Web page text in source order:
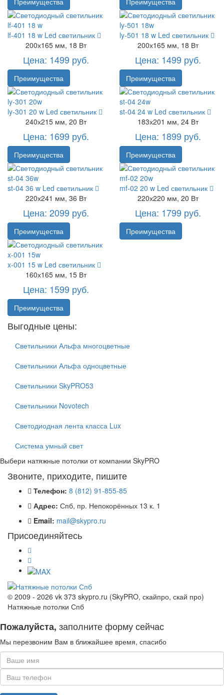
lf-401 18 w Led светильник
200х165 мм, 18 Вт
Цена: 1499 руб.
Преимущества
ly-501 18 w Led светильник
200х165 мм, 18 Вт
Цена: 1499 руб.
Преимущества
ly-301 20 w Led светильник
240х215 мм, 20 Вт
Цена: 1699 руб.
Преимущества
st-04 24 w Led светильник
183х201 мм, 24 Вт
Цена: 1899 руб.
Преимущества
st-04 36 w Led светильник
220х241 мм, 36 Вт
Цена: 2099 руб.
Преимущества
mf-02 20 w Led светильник
220х220 мм, 20 Вт
Цена: 1799 руб.
Преимущества
x-001 15 w Led светильник
160х165 мм, 15 Вт
Цена: 1599 руб.
Преимущества
Выгодные цены:
Светильники Альфа многоцветные
Светильники Альфа одноцветные
Светильники SkyPRO53
Светильники Novotech
Светодиодная лента класса Lux
Система умный свет
Выбери натяжные потолки от компании SkyPRO
Звоните, приходите, пишите
Телефон: 8 (812) 91-855-85
Адрес: Спб, пр. Непокорённых 13 к. 1
Email: mail@skypro.ru
Присоединяйтесь
© 2009 - 2026 vk 373 skypro.ru (SkyPRO, скайпро, скай про)
Натяжные потолки Спб
Пожалуйста, заполните форму сейчас
Мы перезвоним Вам в ближайшее время, спасибо